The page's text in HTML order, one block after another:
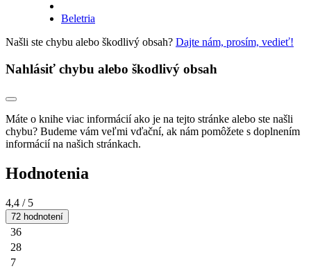
Beletria
Našli ste chybu alebo škodlivý obsah? Dajte nám, prosím, vedieť!
Nahlásiť chybu alebo škodlivý obsah
Máte o knihe viac informácií ako je na tejto stránke alebo ste našli
chybu? Budeme vám veľmi vďační, ak nám pomôžete s doplnením
informácií na našich stránkach.
Hodnotenia
4,4 / 5
72 hodnotení
36
28
7